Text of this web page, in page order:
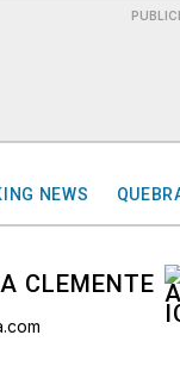
NEWS
CLEMENTE